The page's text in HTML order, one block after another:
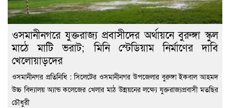
ওসমানীনগরে যুক্তরাজ্য প্রবাসীদের অর্থায়নে বুরুঙ্গা স্কুল
মাঠে মাটি ভরাট; মিনি স্টেডিয়াম নির্মাণের দাবি
খেলোয়াড়দের
ওসমানীনগর প্রতিনিধি : সিলেটের ওসমানীনগর উপজেলার বুরুঙ্গা ইকবাল আহমদ
উচ্চ বিদ্যালয় অ্যান্ড কলেজের খেলার মাঠ উন্নয়নের লক্ষ্যে যুক্তরাজ্যপ্রবাসী মতছির
চৌধুরী